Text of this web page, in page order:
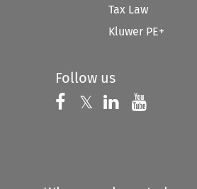
Tax Law
Kluwer PE+
Follow us
Follow us on
𝕏 Follow us on
Follow us